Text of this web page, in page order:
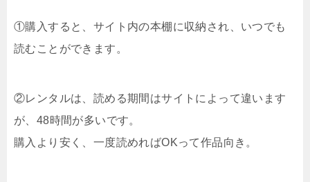
①購入すると、サイト内の本棚に収納され、いつでも
読むことができます。
②レンタルは、読める期間はサイトによって違います
が、48時間が多いです。
購入より安く、一度読めればOKって作品向き。